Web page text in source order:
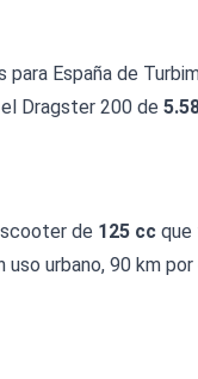
España de
Dragster 200 de
scooter de 125 cc que
uso urbano, 90 km